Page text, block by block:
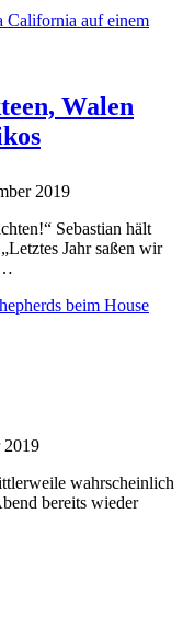
Walen
2019
Sebastian hält
Jahr saßen wir
2019
wahrscheinlich
bereits wieder